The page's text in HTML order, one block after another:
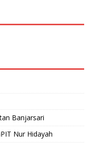
Banjarsari
Nur Hidayah